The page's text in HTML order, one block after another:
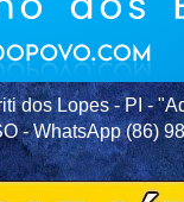
dos Lopes - PI -
- WhatsApp (86)